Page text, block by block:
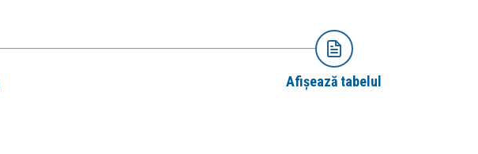
Afișează tabelul